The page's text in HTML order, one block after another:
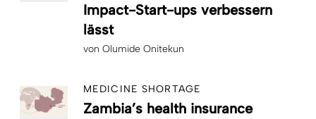
Impact-Start-ups verbessern
lässt
von Olumide Onitekun
MEDICINE SHORTAGE
Zambia’s health insurance